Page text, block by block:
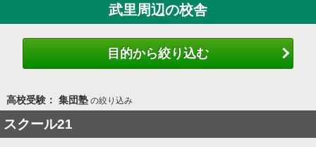
武里周辺の校舎
目的から絞り込む
高校受験： 集団塾の絞り込み
スクール21